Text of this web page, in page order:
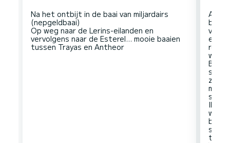
Na het ontbijt in de baai van miljardairs
(nepgeldbaai)
Op weg naar de Lerins-eilanden en
vervolgens naar de Esterel... mooie baaien
Als
een
rond
Iles
tot